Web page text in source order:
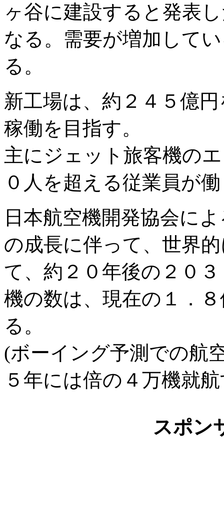
ヶ谷に建設すると発表
なる。需要が増加して
る。
新工場は、約２４５億
稼働を目指す。
主にジェット旅客機の
０人を超える従業員が
日本航空機開発協会に
の成長に伴って、世界
て、約２０年後の２０
機の数は、現在の１．
る。
(ボーイング予測での航
５年には倍の４万機就
スポン